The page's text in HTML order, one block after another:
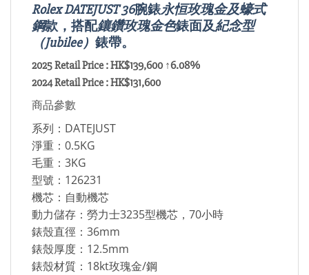
Rolex DATEJUST 36腕錶永恒玫瑰金及蠔式
鋼款，搭配鑲鑽玫瑰金色錶面及紀念型
（Jubilee） 錶帶。
2025 Retail Price : HK$139,600 ↑6.08%
2024 Retail Price : HK$131,600
商品參數
系列：DATEJUST
淨重：0.5KG
毛重：3KG
型號：126231
機芯：自動機芯
動力儲存：勞力士3235型機芯，70小時
錶殼直徑：36mm
錶殼厚度：12.5mm
錶殼材質：18kt玫瑰金/鋼